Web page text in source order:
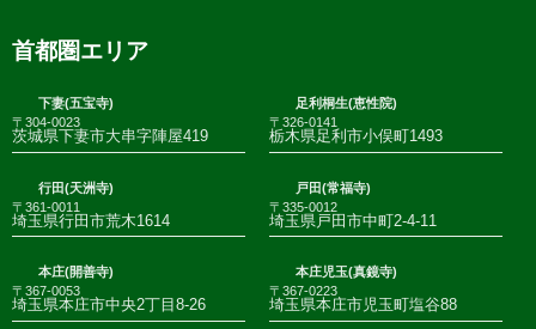
首都圏エリア
下妻(五宝寺)
〒304-0023
茨城県下妻市大串字陣屋419
足利桐生(恵性院)
〒326-0141
栃木県足利市小俣町1493
行田(天洲寺)
〒361-0011
埼玉県行田市荒木1614
戸田(常福寺)
〒335-0012
埼玉県戸田市中町2-4-11
本庄(開善寺)
〒367-0053
埼玉県本庄市中央2丁目8-26
本庄児玉(真鏡寺)
〒367-0223
埼玉県本庄市児玉町塩谷88